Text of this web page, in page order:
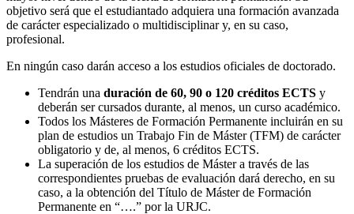
objetivo será que el estudiantado adquiera una formación avanzada
de carácter especializado o multidisciplinar y, en su caso,
profesional.
En ningún caso darán acceso a los estudios oficiales de doctorado.
Tendrán una duración de 60, 90 o 120 créditos ECTS y
deberán ser cursados durante, al menos, un curso académico.
Todos los Másteres de Formación Permanente incluirán en su
plan de estudios un Trabajo Fin de Máster (TFM) de carácter
obligatorio y de, al menos, 6 créditos ECTS.
La superación de los estudios de Máster a través de las
correspondientes pruebas de evaluación dará derecho, en su
caso, a la obtención del Título de Máster de Formación
Permanente en “….” por la URJC.